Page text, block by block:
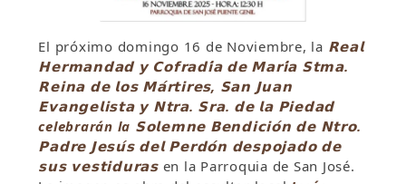
El próximo domingo 16 de Noviembre, la 𝗥𝗲𝗮𝗹
𝗛𝗲𝗿𝗺𝗮𝗻𝗱𝗮𝗱 𝘆 𝗖𝗼𝗳𝗿𝗮𝗱𝗶́𝗮 𝗱𝗲 𝗠𝗮𝗿𝗶́𝗮 𝗦𝘁𝗺𝗮.
𝗥𝗲𝗶𝗻𝗮 𝗱𝗲 𝗹𝗼𝘀 𝗠𝗮́𝗿𝘁𝗶𝗿𝗲𝘀, 𝗦𝗮𝗻 𝗝𝘂𝗮𝗻
𝗘𝘃𝗮𝗻𝗴𝗲𝗹𝗶𝘀𝘁𝗮 𝘆 𝗡𝘁𝗿𝗮. 𝗦𝗿𝗮. 𝗱𝗲 𝗹𝗮 𝗣𝗶𝗲𝗱𝗮𝗱
celebrarán la 𝗦𝗼𝗹𝗲𝗺𝗻𝗲 𝗕𝗲𝗻𝗱𝗶𝗰𝗶𝗼́𝗻 𝗱𝗲 𝗡𝘁𝗿𝗼.
𝗣𝗮𝗱𝗿𝗲 𝗝𝗲𝘀𝘂́𝘀 𝗱𝗲𝗹 𝗣𝗲𝗿𝗱𝗼́𝗻 𝗱𝗲𝘀𝗽𝗼𝗷𝗮𝗱𝗼 𝗱𝗲
𝘀𝘂𝘀 𝘃𝗲𝘀𝘁𝗶𝗱𝘂𝗿𝗮𝘀 en la Parroquia de San José.